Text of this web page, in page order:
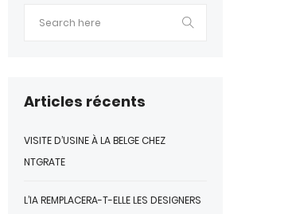
Articles récents
VISITE D’USINE À LA BELGE CHEZ
NTGRATE
L’IA REMPLACERA-T-ELLE LES DESIGNERS